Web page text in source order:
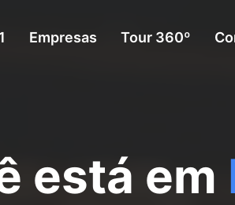
Empresas Tour 360º
está em